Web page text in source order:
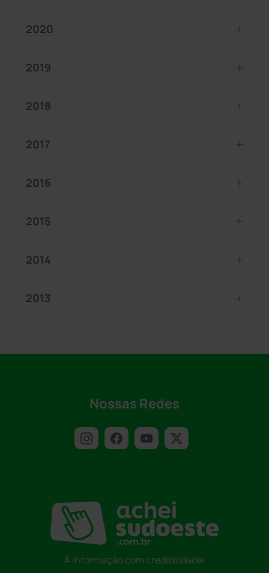
2020
2019
2018
2017
2016
2015
2014
2013
Nossas Redes
A informação com credibilidade!